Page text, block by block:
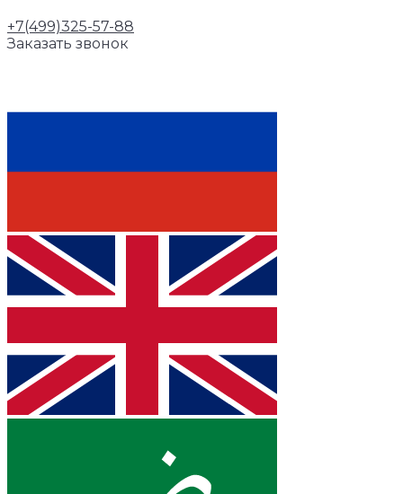
+7(499)325-57-88
Заказать звонок